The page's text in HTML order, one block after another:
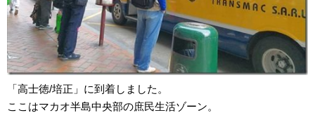
「高士徳/培正」に到着しました。
ここはマカオ半島中央部の庶民生活ゾーン。